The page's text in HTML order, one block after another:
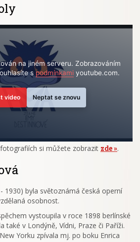
na jiném serveru. Zobrazováním
spodmínkamiyoutube.com.
video Neptat se znovu
si můžete zobrazit zde .
1930) byla světoznámá česká operní
osobnost.
vystoupila v roce 1898 berlínské
také v Londýně, Vídni, Praze či Paříži.
Yorku zpívala mj. po boku Enrica